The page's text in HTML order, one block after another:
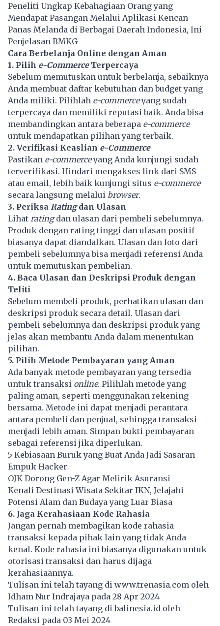
Peneliti Ungkap Kebahagiaan Orang yang
Mendapat Pasangan Melalui Aplikasi Kencan
Panas Melanda di Berbagai Daerah Indonesia, Ini
Penjelasan BMKG
Cara Berbelanja Online dengan Aman
1. Pilih e-CommerceTerpercaya
Sebelum memutuskan untuk berbelanja, sebaiknya
Anda membuat daftar kebutuhan dan budget yang
Anda miliki. Pilihlah e-commerceyang sudah
terpercaya dan memiliki reputasi baik. Anda bisa
membandingkan antara beberapa e-commerce
untuk mendapatkan pilihan yang terbaik.
2. Verifikasi Keaslian e-Commerce
Pastikan e-commerceyang Anda kunjungi sudah
terverifikasi. Hindari mengakses link dari SMS
atau email, lebih baik kunjungi situs e-commerce
secara langsung melalui browser.
3. Periksa Ratingdan Ulasan
Lihat ratingdan ulasan dari pembeli sebelumnya.
Produk dengan rating tinggi dan ulasan positif
biasanya dapat diandalkan. Ulasan dan foto dari
pembeli sebelumnya bisa menjadi referensi Anda
untuk memutuskan pembelian.
4. Baca Ulasan dan Deskripsi Produk dengan
Teliti
Sebelum membeli produk, perhatikan ulasan dan
deskripsi produk secara detail. Ulasan dari
pembeli sebelumnya dan deskripsi produk yang
jelas akan membantu Anda dalam menentukan
pilihan.
5. Pilih Metode Pembayaran yang Aman
Ada banyak metode pembayaran yang tersedia
untuk transaksi online. Pilihlah metode yang
paling aman, seperti menggunakan rekening
bersama. Metode ini dapat menjadi perantara
antara pembeli dan penjual, sehingga transaksi
menjadi lebih aman. Simpan bukti pembayaran
sebagai referensi jika diperlukan.
5 Kebiasaan Buruk yang Buat Anda Jadi Sasaran
Empuk Hacker
OJK Dorong Gen-Z Agar Melirik Asuransi
Kenali Destinasi Wisata Sekitar IKN, Jelajahi
Potensi Alam dan Budaya yang Luar Biasa
6. Jaga Kerahasiaan Kode Rahasia
Jangan pernah membagikan kode rahasia
transaksi kepada pihak lain yang tidak Anda
kenal. Kode rahasia ini biasanya digunakan untuk
otorisasi transaksi dan harus dijaga
kerahasiaannya.
Tulisan ini telah tayang di www.trenasia.com oleh
Idham Nur Indrajaya pada 28 Apr 2024
Tulisan ini telah tayang dibalinesia.id oleh
Redaksi pada 03 Mei 2024